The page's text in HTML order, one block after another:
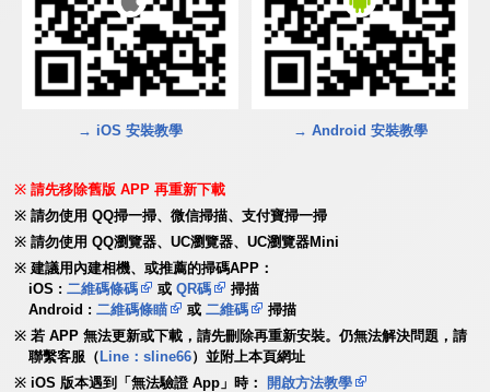
→ iOS 安裝教學 → Android 安裝教學
請先移除舊版 APP 再重新下載
請勿使用 QQ掃一掃、微信掃描、支付寶掃一掃
請勿使用 QQ瀏覽器、UC瀏覽器、UC瀏覽器Mini
建議用內建相機、或推薦的掃碼APP：
iOS :二維碼條碼 或QR碼
掃描
Android :二維碼條瞄 或二維碼
掃描
若 APP 無法更新或下載，請先刪除再重新安裝。仍無法解決問題，請
聯繫客服（ Line：sline66）並附上本頁網址
iOS 版本遇到「無法驗證 App」時：
開啟方法教學